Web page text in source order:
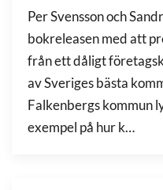
Per Svensson och
bokreleasen med att
från ett dåligt
av Sveriges bästa
Falkenbergs kommun
exempel på hur k…